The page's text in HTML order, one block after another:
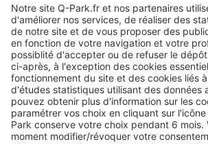
Nos produits
Nos services